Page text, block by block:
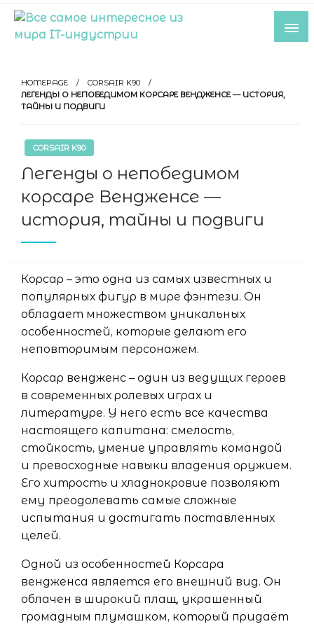
Skip
content
индустрии
HOMEPAGE
CORSAIR K90
ЛЕГЕНДЫ О НЕПОБЕДИМОМ КОРСАРЕ ВЕНДЖЕНСЕ — ИСТОРИЯ,
ТАЙНЫ И ПОДВИГИ
CORSAIR K90
Легенды о непобедимом
корсаре Вендженсе —
история, тайны и подвиги
Корсар – это одна из самых известных и
популярных фигур в мире фэнтези. Он
обладает множеством уникальных
особенностей, которые делают его
неповторимым персонажем.
Корсар вендженс – один из ведущих героев
в современных ролевых играх и
литературе. У него есть все качества
настоящего капитана: смелость,
стойкость, умение управлять командой
и превосходные навыки владения оружием.
Его хитрость и хладнокровие позволяют
ему преодолевать самые сложные
испытания и достигать поставленных
целей.
Одной из особенностей Корсара
вендженса является его внешний вид. Он
облачен в широкий плащ, украшенный
громадным плумашком, который придаёт